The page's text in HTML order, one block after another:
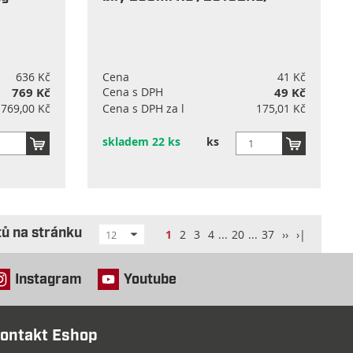
636 Kč
769 Kč
769,00 Kč
Cena
41 Kč
Cena s DPH
49 Kč
Cena s DPH za l 175,01 Kč
skladem 22 ks ks
na stránku 12 1 2 3 4 ... 20 ... 37 ›› ›|
Instagram Youtube
Eshop